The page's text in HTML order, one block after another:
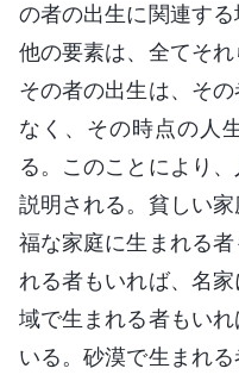
の者の出生に関連す
他の要素は、全てそれ
その者の出生は、そ
なく、その時点の人
る。このことにより
説明される。貧しい
福な家庭に生まれる
れる者もいれば、名
域で生まれる者もい
いる。砂漠で生まれ